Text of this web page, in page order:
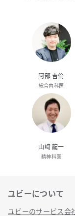
阿部 吉倫
総合内科医
山﨑 龍一
精神科医
リンク
ユビーについて
ユビーのサービス会